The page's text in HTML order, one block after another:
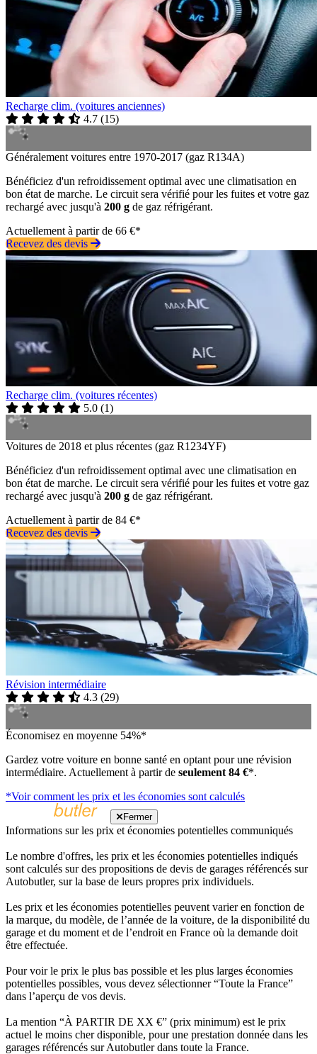
Recharge clim. (voitures anciennes)
4.7 (15)
Généralement voitures entre 1970-2017 (gaz R134A)
Bénéficiez d'un refroidissement optimal avec une climatisation en
bon état de marche. Le circuit sera vérifié pour les fuites et votre gaz
rechargé avec jusqu'à 200 g de gaz réfrigérant.
Actuellement à partir de 66 €*
Recevez des devis
Recharge clim. (voitures récentes)
5.0 (1)
Voitures de 2018 et plus récentes (gaz R1234YF)
Bénéficiez d'un refroidissement optimal avec une climatisation en
bon état de marche. Le circuit sera vérifié pour les fuites et votre gaz
rechargé avec jusqu'à 200 g de gaz réfrigérant.
Actuellement à partir de 84 €*
Recevez des devis
Révision intermédiaire
4.3 (29)
Économisez en moyenne 54%*
Gardez votre voiture en bonne santé en optant pour une révision
intermédiaire. Actuellement à partir de seulement 84 €*.
*Voir comment les prix et les économies sont calculés
Fermer
Informations sur les prix et économies potentielles communiqués
Le nombre d'offres, les prix et les économies potentielles indiqués
sont calculés sur des propositions de devis de garages référencés sur
Autobutler, sur la base de leurs propres prix individuels.
Les prix et les économies potentielles peuvent varier en fonction de
la marque, du modèle, de l’année de la voiture, de la disponibilité du
garage et du moment et de l’endroit en France où la demande doit
être effectuée.
Pour voir le prix le plus bas possible et les plus larges économies
potentielles possibles, vous devez sélectionner “Toute la France”
dans l’aperçu de vos devis.
La mention “À PARTIR DE XX €” (prix minimum) est le prix
actuel le moins cher disponible, pour une prestation donnée dans les
garages référencés sur Autobutler dans toute la France.